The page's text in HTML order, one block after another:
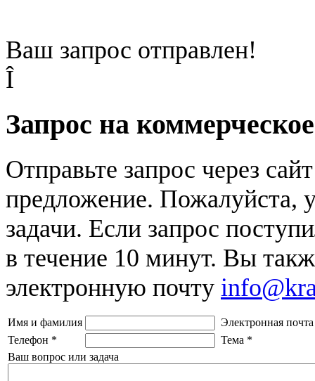
Ваш запрос отправлен!
Î
Запрос на
Отправьте запрос через
предложение. Пожалуйста,
задачи. Если запрос
в течение 10 минут. Вы
электронную почту
Имя и фамилия
Электронная почта
Телефон * Тема *
Ваш вопрос или задача